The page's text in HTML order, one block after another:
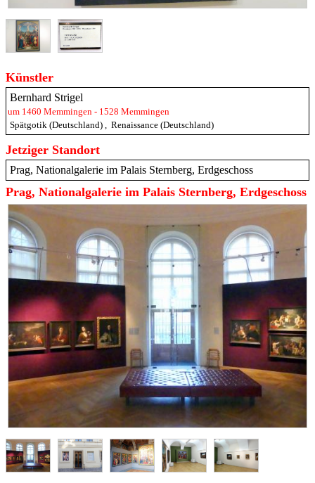
Künstler
Bernhard Strigel
um 1460 Memmingen - 1528 Memmingen
Spätgotik (Deutschland)
Renaissance (Deutschland)
Jetziger Standort
Prag, Nationalgalerie im Palais Sternberg, Erdgeschoss
Prag, Nationalgalerie im Palais Sternberg, Erdgeschoss